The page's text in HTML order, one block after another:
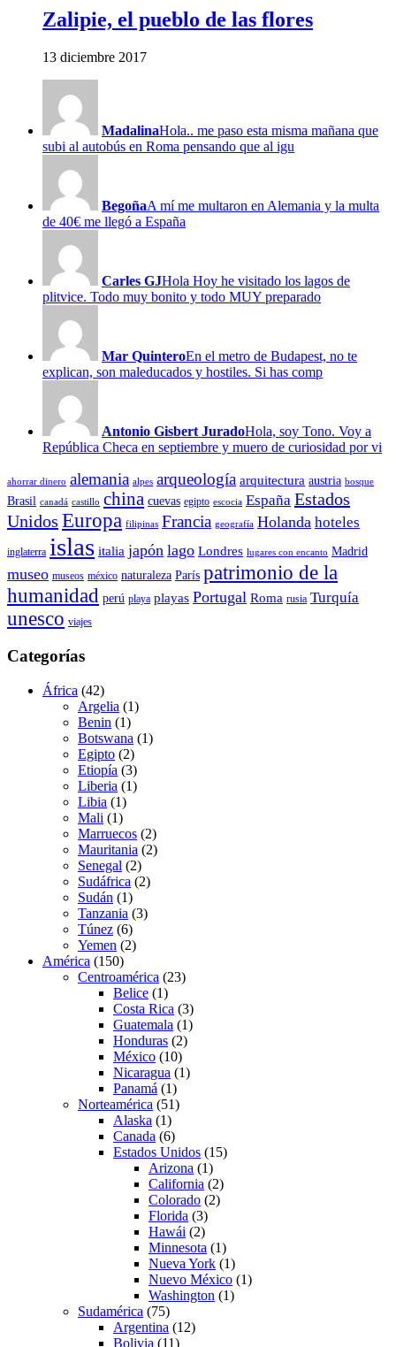
Zalipie, el pueblo de las flores
13 diciembre 2017
MadalinaHola.. me paso esta misma mañana que
subi al autobús en Roma pensando que al igu
BegoñaA mí me multaron en Alemania y la multa
de 40€ me llegó a España
Carles GJHola Hoy he visitado los lagos de
plitvice. Todo muy bonito y todo MUY preparado
Mar QuinteroEn el metro de Budapest, no te
explican, son maleducados y hostiles. Si has comp
Antonio Gisbert JuradoHola, soy Tono. Voy a
República Checa en septiembre y muero de curiosidad por vi
ahorrar dinero alemania alpes arqueología arquitectura austria bosque
Brasil canadá castillo china cuevas egipto escocia España Estados
Unidos Europa filipinas Francia geografía Holanda hoteles
inglaterra islas italia japón lago Londres lugares con encanto Madrid
museo museos méxico naturaleza París patrimonio de la
humanidad perú playa playas Portugal Roma rusia Turquía
unesco viajes
Categorías
África (42)
Argelia (1)
Benin (1)
Botswana (1)
Egipto (2)
Etiopía (3)
Liberia (1)
Libia (1)
Mali (1)
Marruecos (2)
Mauritania (2)
Senegal (2)
Sudáfrica (2)
Sudán (1)
Tanzania (3)
Túnez (6)
Yemen (2)
América (150)
Centroamérica (23)
Belice (1)
Costa Rica (3)
Guatemala (1)
Honduras (2)
México (10)
Nicaragua (1)
Panamá (1)
Norteamérica (51)
Alaska (1)
Canada (6)
Estados Unidos (15)
Arizona (1)
California (2)
Colorado (2)
Florida (3)
Hawái (2)
Minnesota (1)
Nueva York (1)
Nuevo México (1)
Washington (1)
Sudamérica (75)
Argentina (12)
Bolivia (11)